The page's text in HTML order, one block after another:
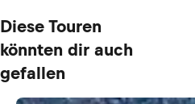
Diese Touren
könnten dir auch
gefallen